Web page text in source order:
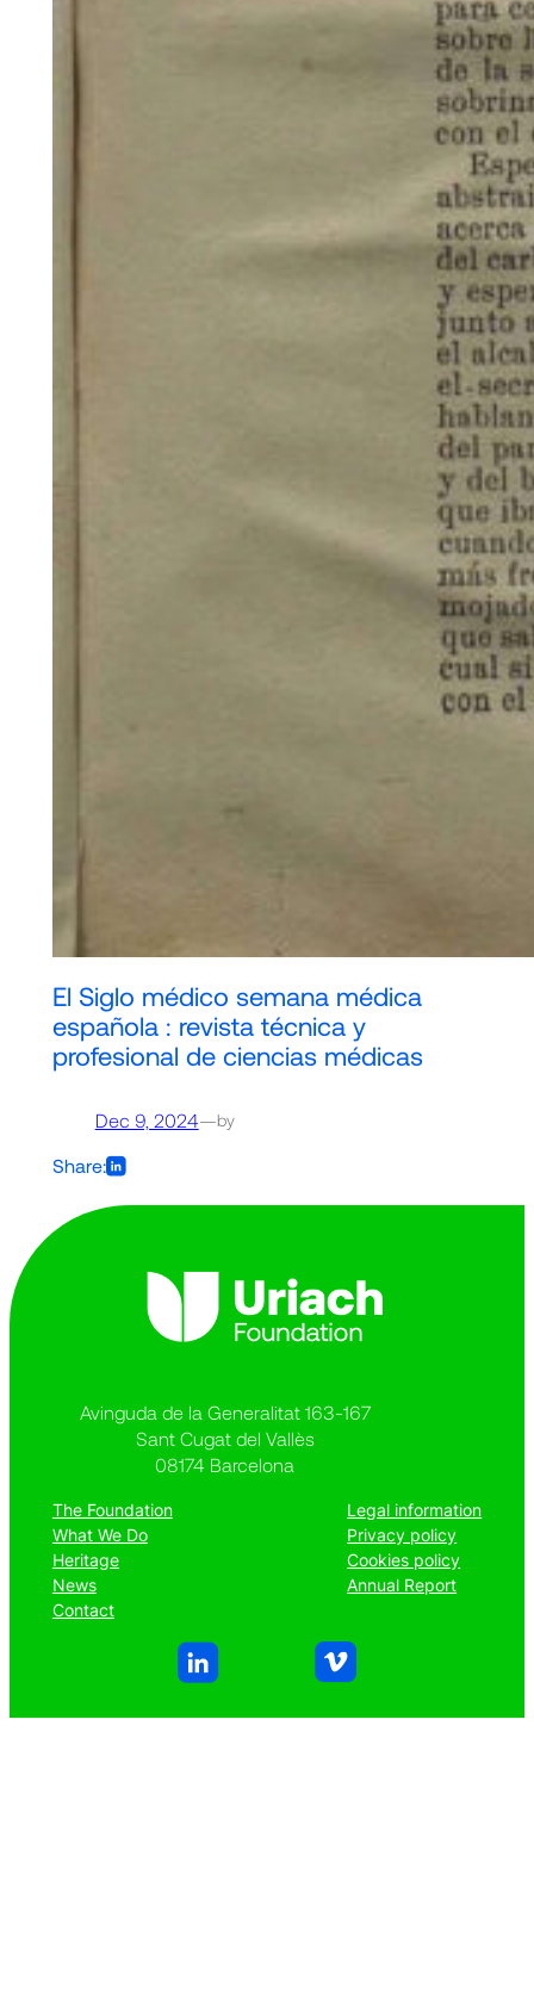
El Siglo médico semana médica
española : revista técnica y
profesional de ciencias médicas
Dec 9, 2024—by
Share:
Avinguda de la Generalitat 163-167
Sant Cugat del Vallès
08174 Barcelona
The Foundation
What We Do
Heritage
News
Contact
Legal information
Privacy policy
Cookies policy
Annual Report